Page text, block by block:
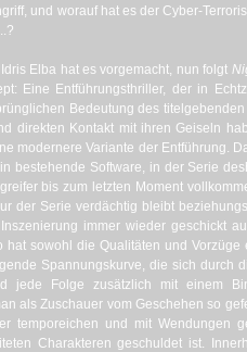
und worauf hat es der Cyber-
Elba hat es vorgemacht, nun folgt
Eine Entführungsthriller, der in
Bedeutung des
direkten Kontakt mit ihren Geiseln
modernere Variante der Entführung.
bestehende Software, in der Serie
bis zum letzten Moment
der Serie verdächtig bleibt
immer wieder geschickt
hat sowohl die Qualitäten und
Spannungskurve, die sich durch
jede Folge zusätzlich mit einem
als Zuschauer vom Geschehen so
temporeichen und mit Wendungen
Charakteren geschuldet ist.